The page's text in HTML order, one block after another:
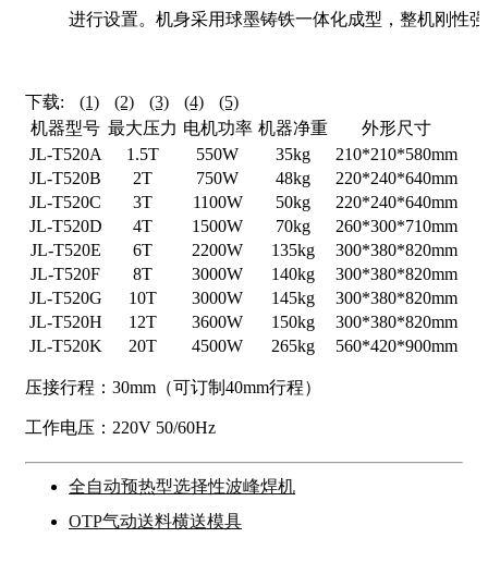
进行设置。机身采用球墨铸铁一体化成型，整机刚性
下载: (1) (2) (3) (4)
(5)
机器型号 最大压力 电机功率 机器净重
外形尺寸
JL-T520A
1.5T 550W 35kg
210*210*580mm
JL-T520B
2T 750W 48kg
220*240*640mm
JL-T520C
3T 1100W 50kg
220*240*640mm
JL-T520D
4T 1500W 70kg
260*300*710mm
JL-T520E
6T 2200W 135kg
300*380*820mm
JL-T520F
8T 3000W 140kg
300*380*820mm
JL-T520G
10T 3000W 145kg
300*380*820mm
JL-T520H
12T 3600W 150kg
300*380*820mm
JL-T520K
20T 4500W 265kg 560*420*900mm
压接行程：30mm（可订制40mm行程）
工作电压：220V 50/60Hz
全自动预热型选择性波峰焊机
OTP气动送料横送模具